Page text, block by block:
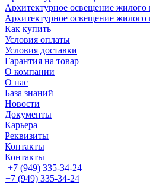
Архитектурное освещение жилого
Архитектурное освещение
Как купить
Условия оплаты
Условия доставки
Гарантия на товар
О компании
О нас
База знаний
Новости
Документы
Карьера
Реквизиты
Контакты
Контакты
+7 (949) 335-34-24
+7 (949) 335-34-24